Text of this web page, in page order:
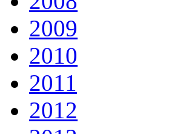
2009
2010
2011
2012